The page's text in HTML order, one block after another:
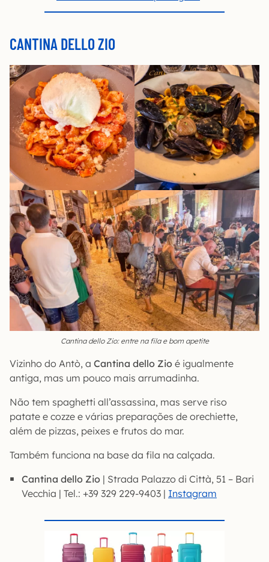
CANTINA DELLO ZIO
Cantina dello Zio: entre na fila e bom apetite
Vizinho do Antò, a Cantina dello Zio é igualmente
antiga, mas um pouco mais arrumadinha.
Não tem spaghetti all’assassina, mas serve riso
patate e cozze e várias preparações de orechiette,
além de pizzas, peixes e frutos do mar.
Também funciona na base da fila na calçada.
Cantina dello Zio | Strada Palazzo di Città, 51 – Bari
Vecchia | Tel.: +39 329 229-9403 | Instagram